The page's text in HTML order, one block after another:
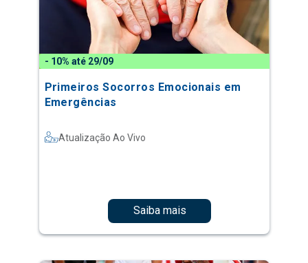
- 10% até 29/09
Primeiros Socorros Emocionais em
Emergências
Atualização Ao Vivo
Saiba mais